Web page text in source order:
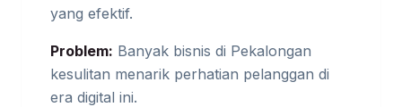
yang efektif.
Problem: Banyak bisnis di Pekalongan
kesulitan menarik perhatian pelanggan di
era digital ini.